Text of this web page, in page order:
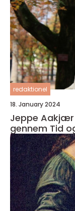
redaktionel
18. January 2024
Jeppe Aakjær
gennem Tid